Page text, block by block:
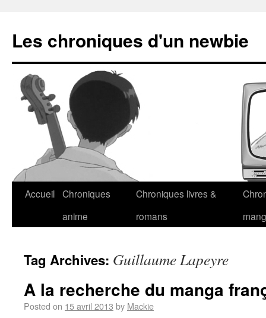
Les chroniques d'un newbie
Accueil Chroniques
anime
Chroniques livres &
romans
Tag Archives: Guillaume Lapeyre
A la recherche du manga
Posted on 15 avril 2013 by Mackie